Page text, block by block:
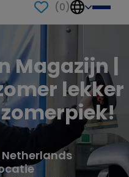
(0)
Magazijn |
lekker
Netherlands